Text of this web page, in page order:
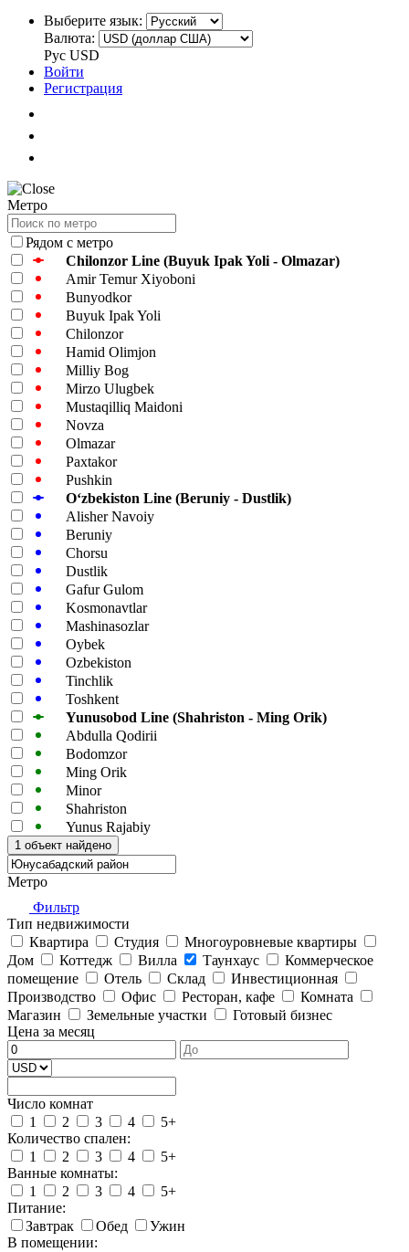
Выберите язык:
Валюта:
Рус USD
Войти
Регистрация
Метро
Рядом с метро
Chilonzor Line (Buyuk Ipak Yoli - Olmazar)
Amir Temur Xiyoboni
Bunyodkor
Buyuk Ipak Yoli
Chilonzor
Hamid Olimjon
Milliy Bog
Mirzo Ulugbek
Mustaqilliq Maidoni
Novza
Olmazar
Paxtakor
Pushkin
Oʻzbekiston Line (Beruniy - Dustlik)
Alisher Navoiy
Beruniy
Chorsu
Dustlik
Gafur Gulom
Kosmonavtlar
Mashinasozlar
Oybek
Ozbekiston
Tinchlik
Toshkent
Yunusobod Line (Shahriston - Ming Orik)
Abdulla Qodirii
Bodomzor
Ming Orik
Minor
Shahriston
Yunus Rajabiy
Метро
Фильтр
Тип недвижимости
Квартира
Студия
Многоуровневые квартиры
Дом
Коттедж Вилла Таунхаус
Коммерческое
помещение
Отель Склад
Инвестиционная
Производство
Офис Ресторан, кафе
Комната
Магазин
Земельные участки
Готовый бизнес
Цена за месяц
Число комнат
1
2 3 4
5+
Количество спален:
1
2 3 4
5+
Ванные комнаты:
1
2 3 4
5+
Питание:
Завтрак
Обед
Ужин
В помещении: